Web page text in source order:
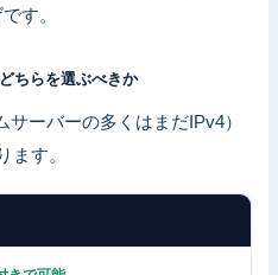
す。
ちらを選ぶべきか
ーバーの多くはまだIPv4）
ます。